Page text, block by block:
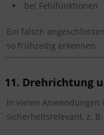
bei Fehlfunktionen
Ein falsch
so frühzeitig erkennen.
11. Drehrichtung
In vielen
sicherheitsrelevant, z.